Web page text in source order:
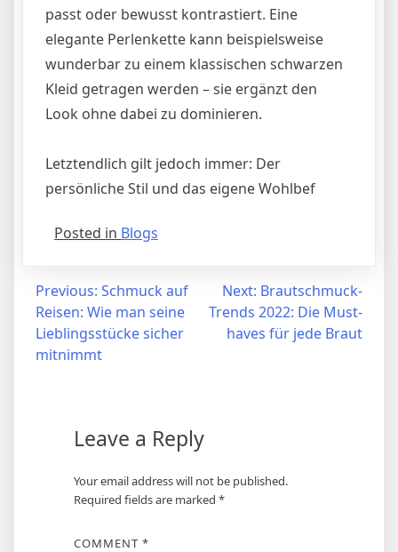
passt oder bewusst kontrastiert. Eine
elegante Perlenkette kann beispielsweise
wunderbar zu einem klassischen schwarzen
Kleid getragen werden – sie ergänzt den
Look ohne dabei zu dominieren.
Letztendlich gilt jedoch immer: Der
persönliche Stil und das eigene Wohlbef
Posted in Blogs
Post
navigation
Previous: Schmuck auf
Reisen: Wie man seine
Lieblingsstücke sicher
mitnimmt
Next: Brautschmuck-
Trends 2022: Die Must-
haves für jede Braut
Leave a Reply
Your email address will not be published.
Required fields are marked *
COMMENT *